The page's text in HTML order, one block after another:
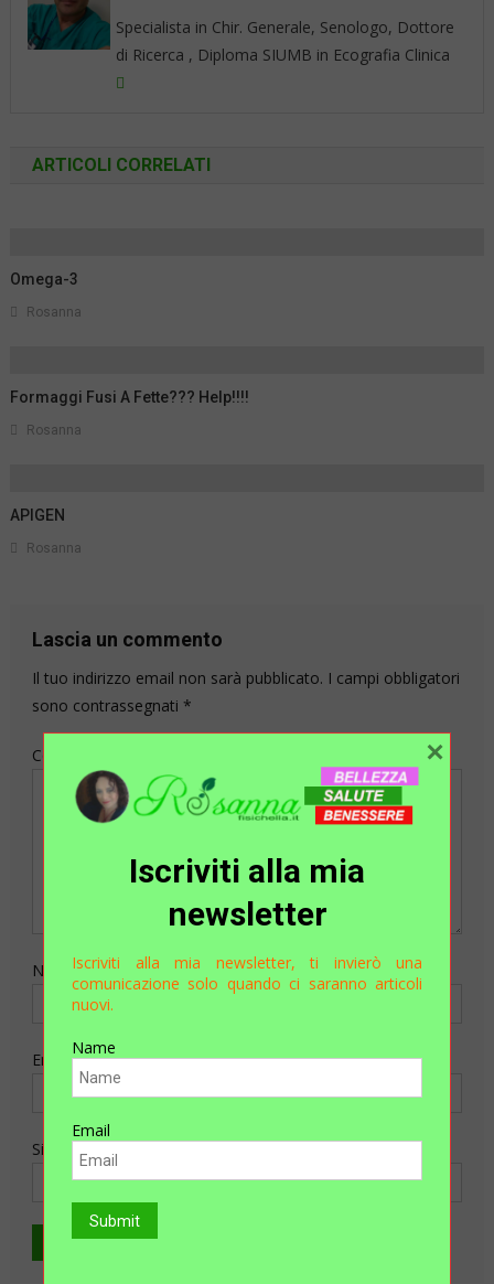
Specialista in Chir. Generale, Senologo, Dottore
di Ricerca , Diploma SIUMB in Ecografia Clinica
ARTICOLI CORRELATI
Omega-3
Rosanna
Formaggi Fusi A Fette??? Help!!!!
Rosanna
APIGEN
Rosanna
Lascia un commento
Il tuo indirizzo email non sarà pubblicato. I campi obbligatori
sono contrassegnati *
Commento
Nome
Email
Sito web
Iscriviti alla mia
newsletter
Iscriviti alla mia newsletter, ti invierò una
comunicazione solo quando ci saranno articoli
nuovi.
Name
Email
×